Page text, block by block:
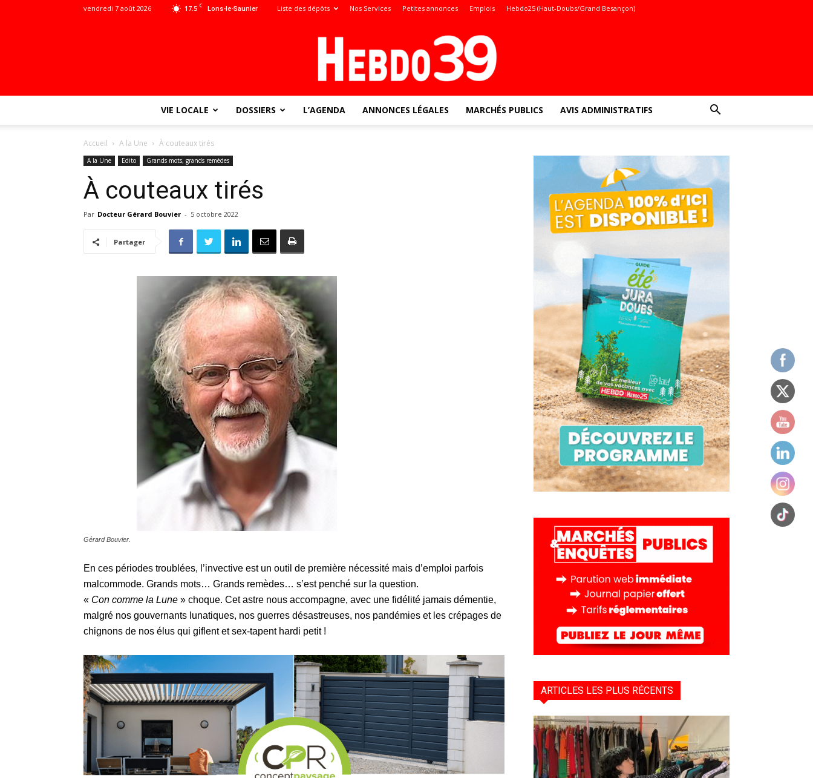
17.5 C Lons-le-Saunier
vendredi 7 août 2026 Liste des dépôts Nos Services Petites annonces Emplois Hebdo25 (Haut-Doubs/Grand Besançon)
Hebdo39
VIE LOCALE DOSSIERS L’AGENDA ANNONCES LÉGALES MARCHÉS PUBLICS AVIS ADMINISTRATIFS
Accueil A la Une À couteaux tirés
A la Une Edito Grands mots, grands remèdes
À couteaux tirés
Par Docteur Gérard Bouvier - 5 octobre 2022
Partager
Gérard Bouvier.
En ces périodes troublées, l’invective est un outil de première nécessité mais d’emploi parfois
malcommode. Grands mots… Grands remèdes… s’est penché sur la question.
« Con comme la Lune » choque. Cet astre nous accompagne, avec une fidélité jamais démentie,
malgré nos gouvernants lunatiques, nos guerres désastreuses, nos pandémies et les crépages de
chignons de nos élus qui giflent et sex-tapent hardi petit !
ARTICLES LES PLUS RÉCENTS